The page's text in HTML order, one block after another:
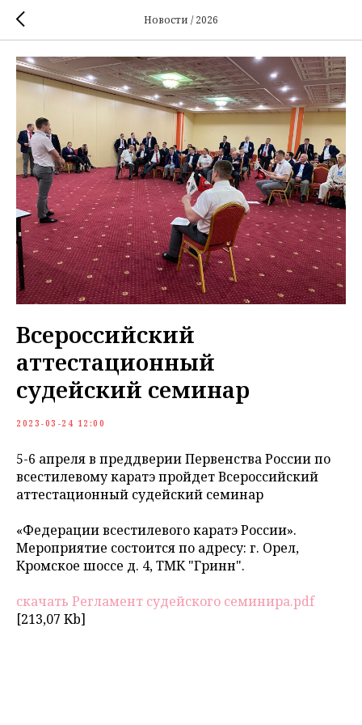
Новости / 2026
Всероссийский
аттестационный
судейский семинар
2023-03-24 12:00
5-6 апреля в преддверии Первенства России по
всестилевому каратэ пройдет Всероссийский
аттестационный судейский семинар
«Федерации всестилевого каратэ России».
Мероприятие состоится по адресу: г. Орел,
Кромское шоссе д. 4, ТМК "Гринн".
скачать Регламент судейского семинира.pdf
[213,07 Kb]